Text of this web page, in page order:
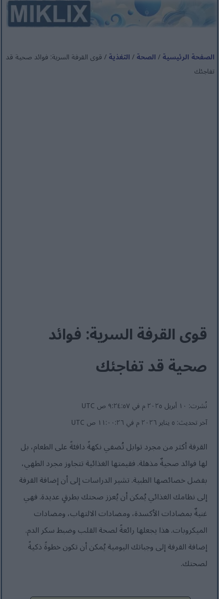
الصفحة الرئيسية/الصحة/التغذية/ قوى القرفة السرية: فوائد صحية قد
تفاجئك
قوى القرفة السرية: فوائد
صحية قد تفاجئك
نُشرت: ١٠ أبريل ٢٠٢٥ م في ٩:٢٤:٥٧ ص UTC
آخر تحديث: ٥ يناير ٢٠٢٦ م في ١١:٠٠:٢٦ ص UTC
القرفة أكثر من مجرد توابل تُضفي نكهةً دافئةً على الطعام، بل
لها فوائد صحيةٌ مذهلة. فقيمتها الغذائية تتجاوز مجرد الطهي،
بفضل خصائصها الطبية. تشير الدراسات إلى أن إضافة القرفة
إلى نظامك الغذائي يُمكن أن يُعزز صحتك بطرقٍ عديدة. فهي
غنيةٌ بمضادات الأكسدة، ومضادات الالتهاب، ومضادات
الميكروبات. هذا يجعلها رائعةً لصحة القلب وضبط سكر الدم.
إضافة القرفة إلى وجباتك اليومية يُمكن أن تكون خطوةً ذكيةً
لصحتك.